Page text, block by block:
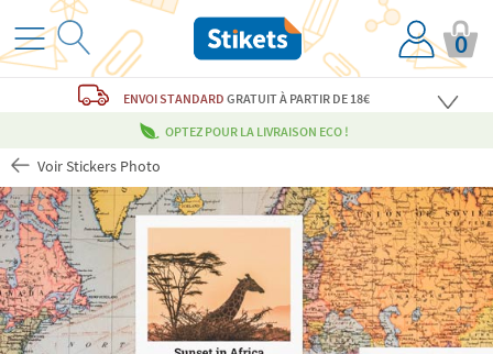
0
ENVOI STANDARDGRATUITÀ PARTIR DE 18€
OPTEZ POUR LA LIVRAISON ECO !
Voir Stickers Photo